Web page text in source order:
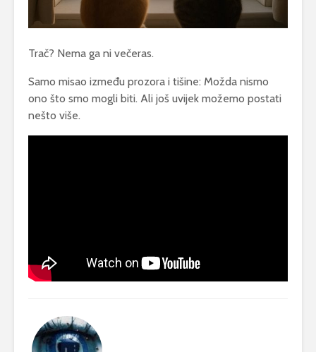
Trač? Nema ga ni večeras.
Samo misao između prozora i tišine: Možda nismo
ono što smo mogli biti. Ali još uvijek možemo postati
nešto više.